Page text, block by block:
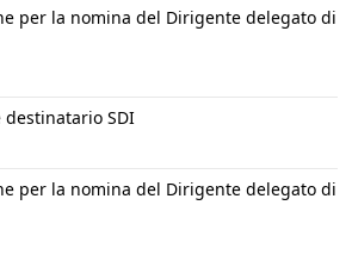
per la nomina del Dirigente delegato di
destinatario SDI
per la nomina del Dirigente delegato di